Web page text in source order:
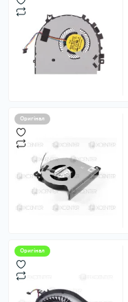
Оригінал
Оригінал